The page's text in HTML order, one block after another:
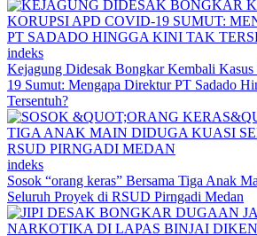
indeks
Kejagung Didesak Bongkar Kembali
19 Sumut: Mengapa Direktur PT Sadado
Tersentuh?
indeks
Sosok “orang keras” Bersama Tiga Anak
Seluruh Proyek di RSUD Pirngadi Medan